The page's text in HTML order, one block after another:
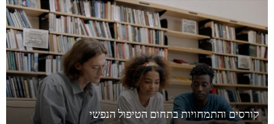
קורסים והתמחויות בתחום הטיפול הנפשי